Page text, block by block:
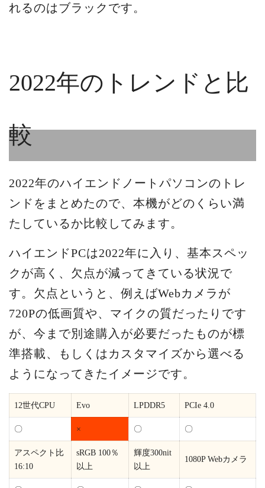
れるのはブラックです。
2022年のトレンドと比
較
2022年のハイエンドノートパソコンのトレ
ンドをまとめたので、本機がどのくらい満
たしているか比較してみます。
ハイエンドPCは2022年に入り、基本スペッ
クが高く、欠点が減ってきている状況で
す。欠点というと、例えばWebカメラが
720Pの低画質や、マイクの質だったりです
が、今まで別途購入が必要だったものが標
準搭載、もしくはカスタマイズから選べる
ようになってきたイメージです。
12世代CPU Evo LPDDR5 PCIe 4.0
〇 × 〇 〇
アスペクト比
16:10
sRGB 100％
以上
輝度300nit
以上
1080P Webカメラ